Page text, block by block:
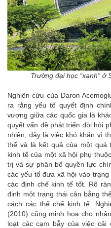
Trường đại học “xanh” ở
Nghiên cứu của Daron
ra rằng yếu tố quyết định
vượng giữa các quốc gia là
quyết vấn đề phát triển đòi hỏi
nhiên, đây là việc khó khăn vì
thể và là kết quả của một
kinh tế của một xã hội phụ
trị và sự phân bố quyền lực
các yếu tố đưa xã hội vào
các định chế kinh tế tốt. Rõ
định một trạng thái cân bằng
cách các thể chế kinh tế.
(2010) cũng minh họa cho
loạt các cạm bẫy của việc